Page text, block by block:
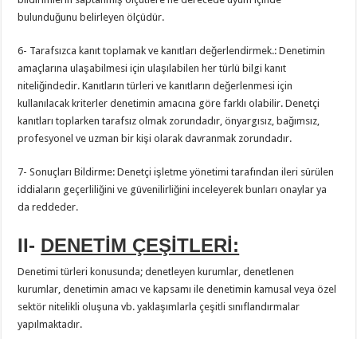
bulunduğunu belirleyen ölçüdür.
6- Tarafsızca kanıt toplamak ve kanıtları değerlendirmek.: Denetimin
amaçlarına ulaşabilmesi için ulaşılabilen her türlü bilgi kanıt
niteliğindedir. Kanıtların türleri ve kanıtların değerlenmesi için
kullanılacak kriterler denetimin amacına göre farklı olabilir. Denetçi
kanıtları toplarken tarafsız olmak zorundadır, önyargısız, bağımsız,
profesyonel ve uzman bir kişi olarak davranmak zorundadır.
7- Sonuçları Bildirme: Denetçi işletme yönetimi tarafından ileri sürülen
iddiaların geçerliliğini ve güvenilirliğini inceleyerek bunları onaylar ya
da reddeder.
II- DENETİM ÇEŞİTLERİ:
Denetimi türleri konusunda; denetleyen kurumlar, denetlenen
kurumlar, denetimin amacı ve kapsamı ile denetimin kamusal veya özel
sektör nitelikli oluşuna vb. yaklaşımlarla çeşitli sınıflandırmalar
yapılmaktadır.